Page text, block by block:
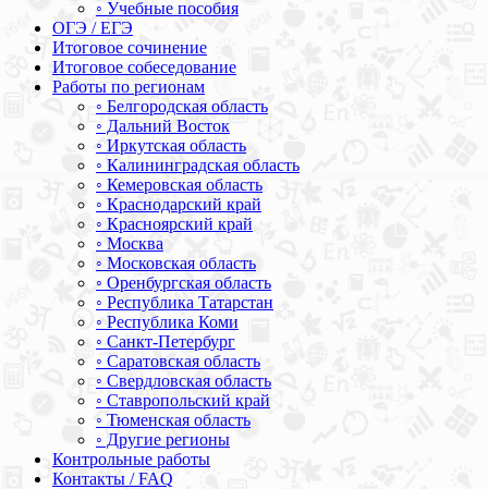
◦ Учебные пособия
ОГЭ / ЕГЭ
Итоговое сочинение
Итоговое собеседование
Работы по регионам
◦ Белгородская область
◦ Дальний Восток
◦ Иркутская область
◦ Калининградская область
◦ Кемеровская область
◦ Краснодарский край
◦ Красноярский край
◦ Москва
◦ Московская область
◦ Оренбургская область
◦ Республика Татарстан
◦ Республика Коми
◦ Санкт-Петербург
◦ Саратовская область
◦ Свердловская область
◦ Ставропольский край
◦ Тюменская область
◦ Другие регионы
Контрольные работы
Контакты / FAQ